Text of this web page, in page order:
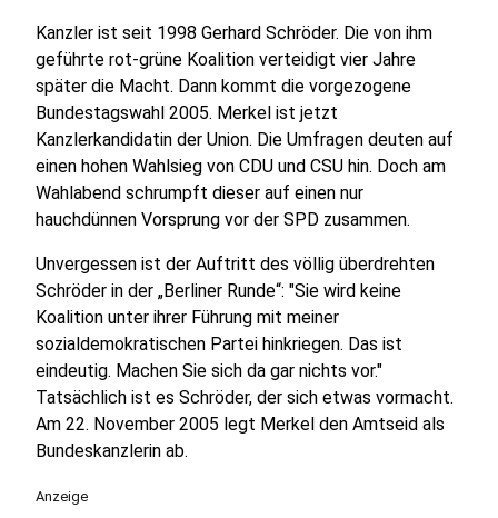
Kanzler ist seit 1998 Gerhard Schröder. Die von ihm
geführte rot-grüne Koalition verteidigt vier Jahre
später die Macht. Dann kommt die vorgezogene
Bundestagswahl 2005. Merkel ist jetzt
Kanzlerkandidatin der Union. Die Umfragen deuten auf
einen hohen Wahlsieg von CDU und CSU hin. Doch am
Wahlabend schrumpft dieser auf einen nur
hauchdünnen Vorsprung vor der SPD zusammen.
Unvergessen ist der Auftritt des völlig überdrehten
Schröder in der „Berliner Runde“: "Sie wird keine
Koalition unter ihrer Führung mit meiner
sozialdemokratischen Partei hinkriegen. Das ist
eindeutig. Machen Sie sich da gar nichts vor."
Tatsächlich ist es Schröder, der sich etwas vormacht.
Am 22. November 2005 legt Merkel den Amtseid als
Bundeskanzlerin ab.
Anzeige